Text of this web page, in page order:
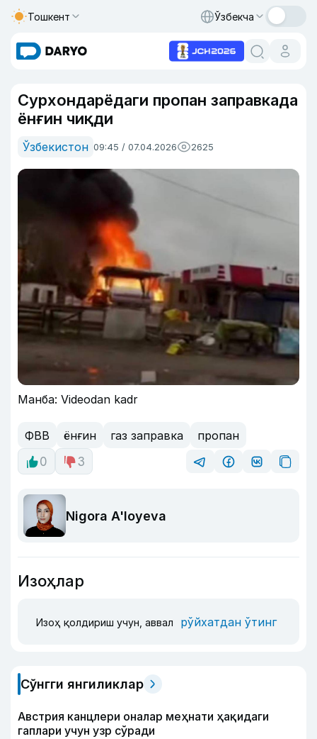
Тошкент Ўзбекча
Сурхондарёдаги пропан заправкада
ёнғин чиқди
Ўзбекистон 09:45 / 07.04.2026 2625
Манба: Videodan kadr
ФВВ ёнғин газ заправка
пропан
0
3
Nigora A'loyeva
Изоҳлар
Изоҳ қолдириш учун, аввал рўйхатдан ўтинг
Сўнгги янгиликлар
Австрия канцлери оналар меҳнати ҳақидаги
гаплари учун узр сўради